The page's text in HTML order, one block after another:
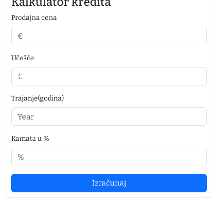
Prodajna cena
Učešće
Trajanje(godina)
Kamata u %
Izračunaj